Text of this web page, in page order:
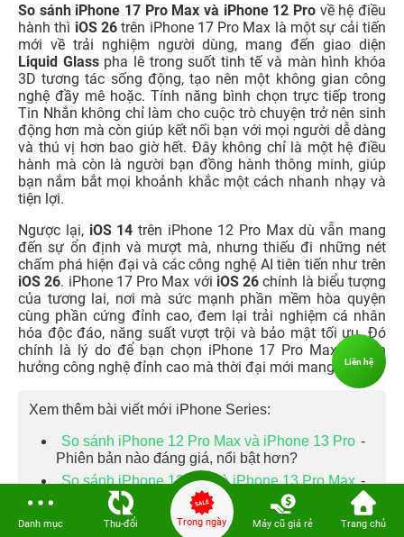
So sánh iPhone 17 Pro Max và iPhone 12 Pro về hệ điều
hành thì iOS 26trên iPhone 17 Pro Max là một sự cải tiến
mới về trải nghiệm người dùng, mang đến giao diện
Liquid Glasspha lê trong suốt tinh tế và màn hình khóa
3D tương tác sống động, tạo nên một không gian công
nghệ đầy mê hoặc. Tính năng bình chọn trực tiếp trong
Tin Nhắn không chỉ làm cho cuộc trò chuyện trở nên sinh
động hơn mà còn giúp kết nối bạn với mọi người dễ dàng
và thú vị hơn bao giờ hết. Đây không chỉ là một hệ điều
hành mà còn là người bạn đồng hành thông minh, giúp
bạn nắm bắt mọi khoảnh khắc một cách nhanh nhạy và
tiện lợi.
Ngược lại,iOS 14trên iPhone 12 Pro Max dù vẫn mang
đến sự ổn định và mượt mà, nhưng thiếu đi những nét
chấm phá hiện đại và các công nghệ AI tiên tiến như trên
iOS 26. iPhone 17 Pro Max với iOS 26chính là biểu tượng
của tương lai, nơi mà sức mạnh phần mềm hòa quyện
cùng phần cứng đỉnh cao, đem lại trải nghiệm cá nhân
hóa độc đáo, năng suất vượt trội và bảo mật tối ưu. Đó
chính là lý do để bạn chọn iPhone 17 Pro Max và tận
hưởng công nghệ đỉnh cao mà thời đại mới mang lại.
Xem thêm bài viết mới iPhone Series:
So sánh iPhone 12 Pro Max và iPhone 13 Pro -
Phiên bản nào đáng giá, nổi bật hơn?
So sánh iPhone 12 Pro và iPhone 13 Pro Max -
Dòng máy nào vẫn còn tốt?
So sánh iPhone 12 Pro và iPhone 13 - Nên chọn
Danh mục Thu-đổi Trong ngày Máy cũ giá rẻ Trang chủ
Liên hệ